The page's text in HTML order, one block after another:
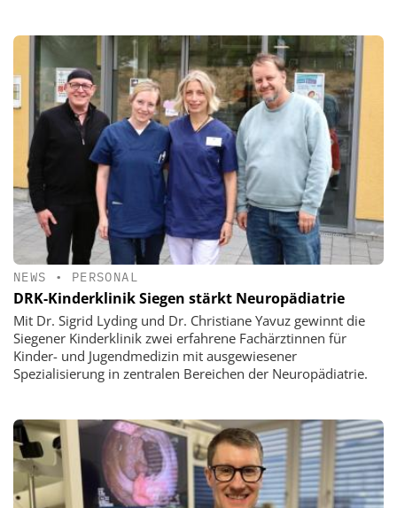
NEWS • PERSONAL
DRK-Kinderklinik Siegen stärkt Neuropädiatrie
Mit Dr. Sigrid Lyding und Dr. Christiane Yavuz gewinnt die
Siegener Kinderklinik zwei erfahrene Fachärztinnen für
Kinder- und Jugendmedizin mit ausgewiesener
Spezialisierung in zentralen Bereichen der Neuropädiatrie.